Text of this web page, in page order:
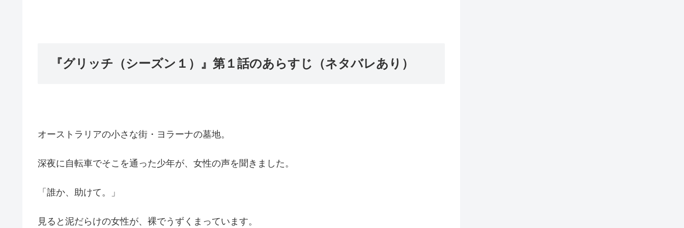
『グリッチ（シーズン１）』第１話のあらすじ（ネタバレあり）
オーストラリアの小さな街・ヨラーナの墓地。
深夜に自転車でそこを通った少年が、女性の声を聞きました。
「誰か、助けて。」
見ると泥だらけの女性が、裸でうずくまっています。